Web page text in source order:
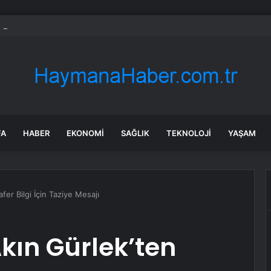
HABER EKONOMI SAĞLIK TEKNOLOJI YAŞAM
Bilgi İçin Taziye Mesajı
Gürlek’ten